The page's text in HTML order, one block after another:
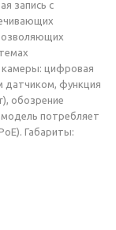
запись с
цифровая
датчиком, функция
обозрение
потребляет
Габариты: